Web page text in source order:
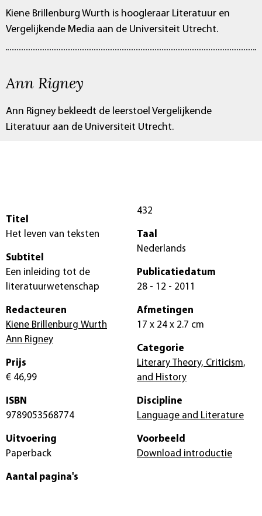
Kiene Brillenburg Wurth is hoogleraar Literatuur en
Vergelijkende Media aan de Universiteit Utrecht.
Ann Rigney
Ann Rigney bekleedt de leerstoel Vergelijkende
Literatuur aan de Universiteit Utrecht.
Titel
Het leven van teksten
Subtitel
Een inleiding tot de
literatuurwetenschap
Redacteuren
Kiene Brillenburg Wurth
Ann Rigney
Prijs
€ 46,99
ISBN
9789053568774
Uitvoering
Paperback
Aantal pagina's
432
Taal
Nederlands
Publicatiedatum
28 - 12 - 2011
Afmetingen
17 x 24 x 2.7 cm
Categorie
Literary Theory, Criticism,
and History
Discipline
Language and Literature
Voorbeeld
Download introductie